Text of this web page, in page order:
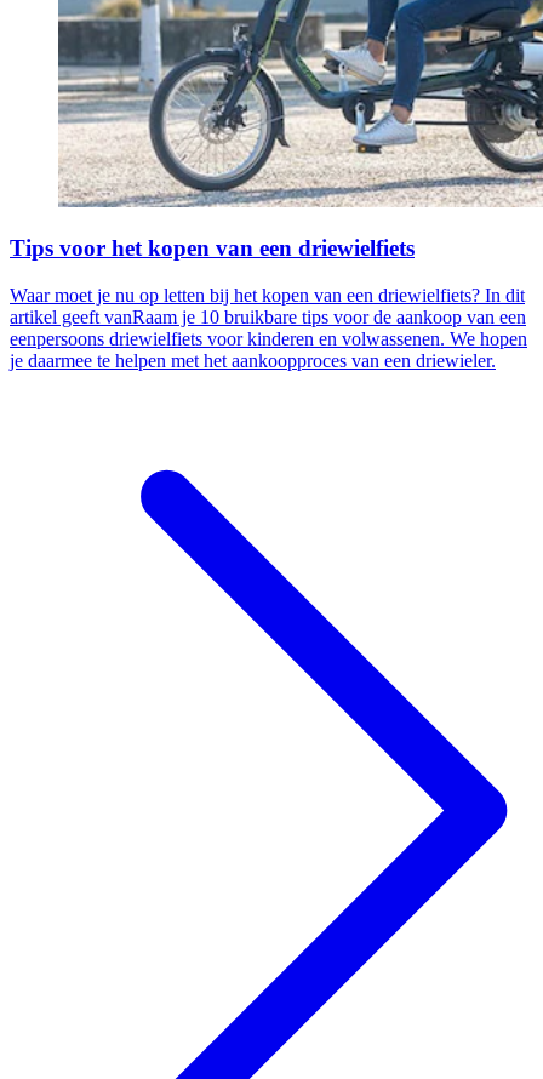
Tips voor het kopen van een driewielfiets
Waar moet je nu op letten bij het kopen van een driewielfiets? In dit
artikel geeft vanRaam je 10 bruikbare tips voor de aankoop van een
eenpersoons driewielfiets voor kinderen en volwassenen. We hopen
je daarmee te helpen met het aankoopproces van een driewieler.